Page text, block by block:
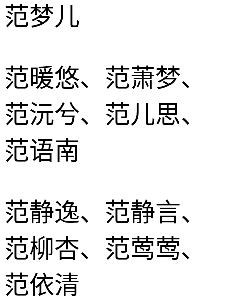
范梦儿
范暖悠、范萧梦、
范沅兮、范儿思、
范语南
范静逸、范静言、
范柳杏、范莺莺、
范依清